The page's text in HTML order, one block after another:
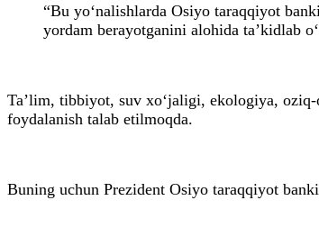
“Bu yo‘nalishlarda Osiyo taraqqiyot
yordam berayotganini alohida ta’kidlab
Ta’lim, tibbiyot, suv xo‘jaligi, ekologiya,
foydalanish talab etilmoqda.
Buning uchun Prezident Osiyo taraqqiyot